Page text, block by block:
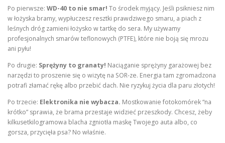
Po pierwsze: WD-40 to nie smar! To środek myjący. Jeśli psikniesz nim
w łożyska bramy, wypłuczesz resztki prawdziwego smaru, a piach z
leśnych dróg zamieni łożysko w tartkę do sera. My używamy
profesjonalnych smarów teflonowych (PTFE), które nie boją się mrozu
ani pyłu!
Po drugie: Sprężyny to granaty! Naciąganie sprężyny garażowej bez
narzędzi to proszenie się o wizytę na SOR-ze. Energia tam zgromadzona
potrafi złamać rękę albo przebić dach. Nie ryzykuj życia dla paru złotych!
Po trzecie: Elektronika nie wybacza. Mostkowanie fotokomórek “na
krótko” sprawia, że brama przestaje widzieć przeszkody. Chcesz, żeby
kilkusetkilogramowa blacha zgniotła maskę Twojego auta albo, co
gorsza, przycięła psa? No właśnie.